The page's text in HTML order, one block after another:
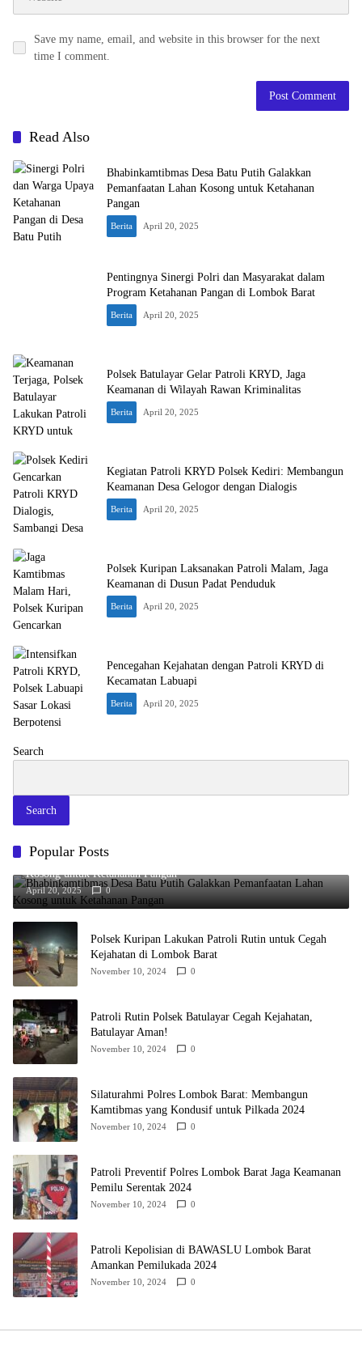
Save my name, email, and website in this browser for the next
time I comment.
Read Also
Bhabinkamtibmas Desa Batu Putih Galakkan
Pemanfaatan Lahan Kosong untuk Ketahanan
Pangan
Berita April 20, 2025
Pentingnya Sinergi Polri dan Masyarakat dalam
Program Ketahanan Pangan di Lombok Barat
Berita April 20, 2025
Polsek Batulayar Gelar Patroli KRYD, Jaga
Keamanan di Wilayah Rawan Kriminalitas
Berita April 20, 2025
Kegiatan Patroli KRYD Polsek Kediri: Membangun
Keamanan Desa Gelogor dengan Dialogis
Berita April 20, 2025
Polsek Kuripan Laksanakan Patroli Malam, Jaga
Keamanan di Dusun Padat Penduduk
Berita April 20, 2025
Pencegahan Kejahatan dengan Patroli KRYD di
Kecamatan Labuapi
Berita April 20, 2025
Search
Search
Popular Posts
Bhabinkamtibmas Desa Batu Putih Galakkan Pemanfaatan Lahan
Kosong untuk Ketahanan Pangan
April 20, 2025 0
Polsek Kuripan Lakukan Patroli Rutin untuk Cegah
Kejahatan di Lombok Barat
November 10, 2024 0
Patroli Rutin Polsek Batulayar Cegah Kejahatan,
Batulayar Aman!
November 10, 2024 0
Silaturahmi Polres Lombok Barat: Membangun
Kamtibmas yang Kondusif untuk Pilkada 2024
November 10, 2024 0
Patroli Preventif Polres Lombok Barat Jaga Keamanan
Pemilu Serentak 2024
November 10, 2024 0
Patroli Kepolisian di BAWASLU Lombok Barat
Amankan Pemilukada 2024
November 10, 2024 0